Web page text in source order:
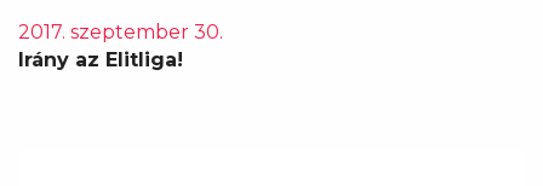
2017. szeptember 30.
Irány az Elitliga!